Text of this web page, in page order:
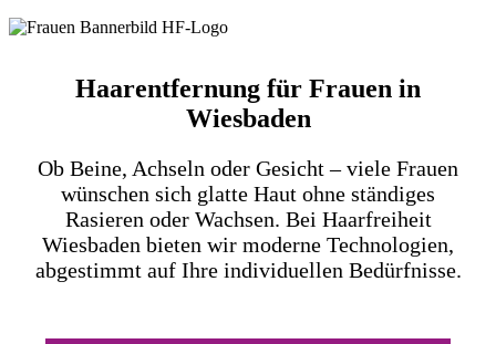
Haarentfernung für Frauen in
Wiesbaden
Ob Beine, Achseln oder Gesicht – viele Frauen
wünschen sich glatte Haut ohne ständiges
Rasieren oder Wachsen. Bei Haarfreiheit
Wiesbaden bieten wir moderne Technologien,
abgestimmt auf Ihre individuellen Bedürfnisse.